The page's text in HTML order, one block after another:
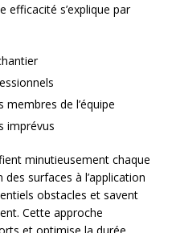
efficacité s’explique par
de l’équipe
imprévus
minutieusement chaque
surfaces à l’application
obstacles et savent
Cette approche